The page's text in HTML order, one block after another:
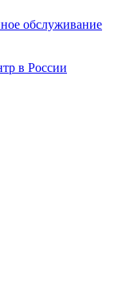
обслуживание
в России